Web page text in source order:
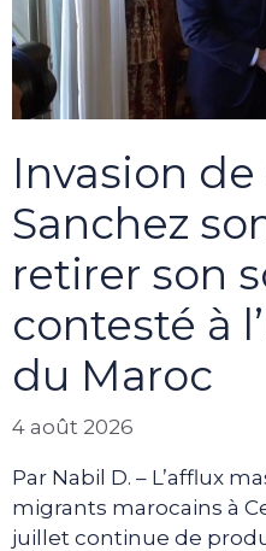
Invasion de
Sanchez
retirer son
contesté à
du Maroc
4 août 2026
Par Nabil D. – L’afflux
migrants marocains à
juillet continue de